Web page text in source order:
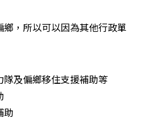
，所以可以因為其他行政單
及偏鄉移住支援補助等
助